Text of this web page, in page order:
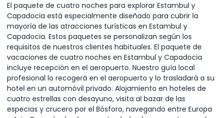
El paquete de cuatro noches para explorar Estambul y
Capadocia está especialmente diseñado para cubrir la
mayoría de las atracciones turísticas en Estambul y
Capadocia. Estos paquetes se personalizan según los
requisitos de nuestros clientes habituales. El paquete de
vacaciones de cuatro noches en Estambul y Capadocia
incluye recepción en el aeropuerto. Nuestro guía local
profesional lo recogerá en el aeropuerto y lo trasladará a su
hotel en un automóvil privado. Alojamiento en hoteles de
cuatro estrellas con desayuno, visita al bazar de las
especias y crucero por el Bósforo, navegando entre Europa